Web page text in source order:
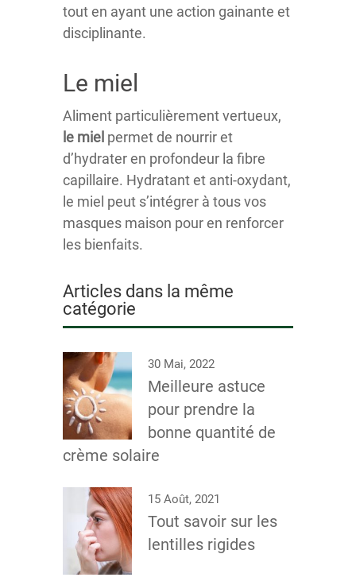
tout en ayant une action gainante et
disciplinante.
Le miel
Aliment particulièrement vertueux,
le miel permet de nourrir et
d’hydrater en profondeur la fibre
capillaire. Hydratant et anti-oxydant,
le miel peut s’intégrer à tous vos
masques maison pour en renforcer
les bienfaits.
Articles dans la même
catégorie
30 Mai, 2022
Meilleure astuce
pour prendre la
bonne quantité de
crème solaire
15 Août, 2021
Tout savoir sur les
lentilles rigides